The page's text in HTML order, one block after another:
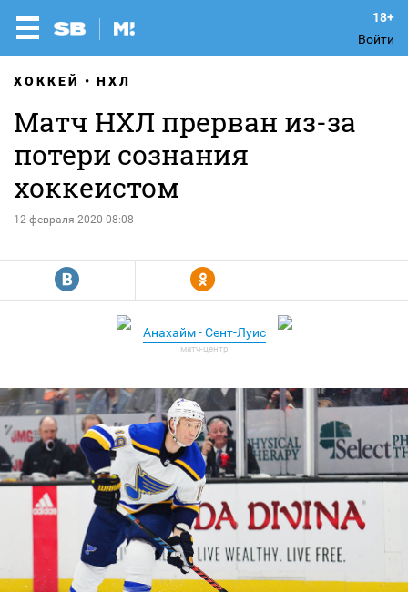
Войти
ХОККЕЙ НХЛ
Матч НХЛ прерван из-за
потери сознания
хоккеистом
12 февраля 2020 08:08
R Y
Анахайм - Сент-Луис